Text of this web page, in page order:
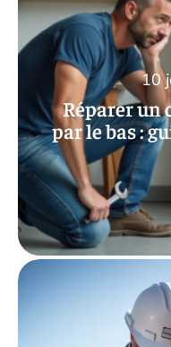
Réparer un
par le bas :
10